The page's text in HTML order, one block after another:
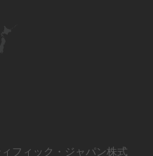
フィック・ジャパン株式